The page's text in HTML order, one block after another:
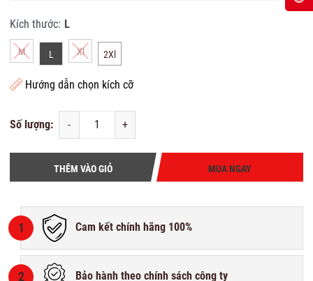
Kích thước: L
M L Xl 2Xl
Hướng dẫn chọn kích cỡ
Số lượng: - +
THÊM VÀO GIỎ MUA NGAY
1 Cam kết chính hãng 100%
2 Bảo hành theo chính sách công ty